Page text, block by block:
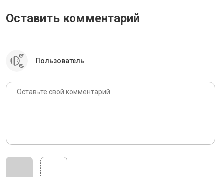
Оставить комментарий
Пользователь